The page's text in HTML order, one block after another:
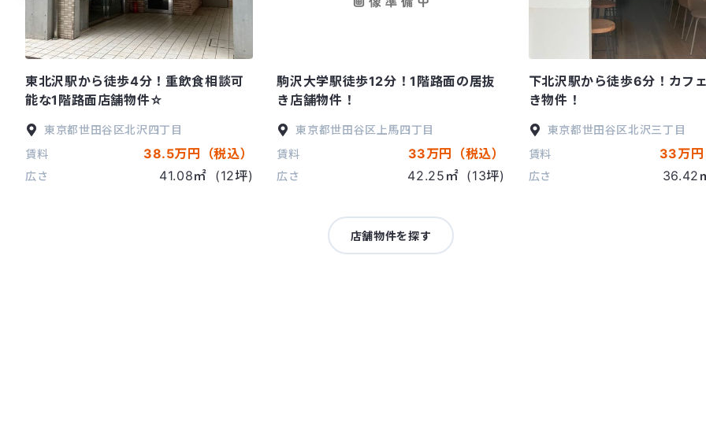
東北沢駅から徒歩4分！重飲食相談可
能な1階路面店舗物件☆
東京都世田谷区北沢四丁目
賃料
38.5万円（税込）
広さ 41.08㎡ (12坪)
駒沢大学駅徒歩12分！1階路面の居抜
き店舗物件！
東京都世田谷区 上馬四丁目
賃料
33万円（税込）
広さ 42.25㎡ (13坪)
下北沢駅から徒歩6分！カフ
き物件！
東京都世田谷区北沢三丁目
賃料
33万円
広さ 36.42
店舗物件を探す